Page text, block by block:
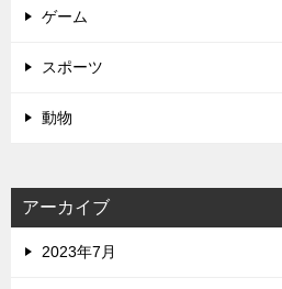
ゲーム
スポーツ
動物
アーカイブ
2023年7月